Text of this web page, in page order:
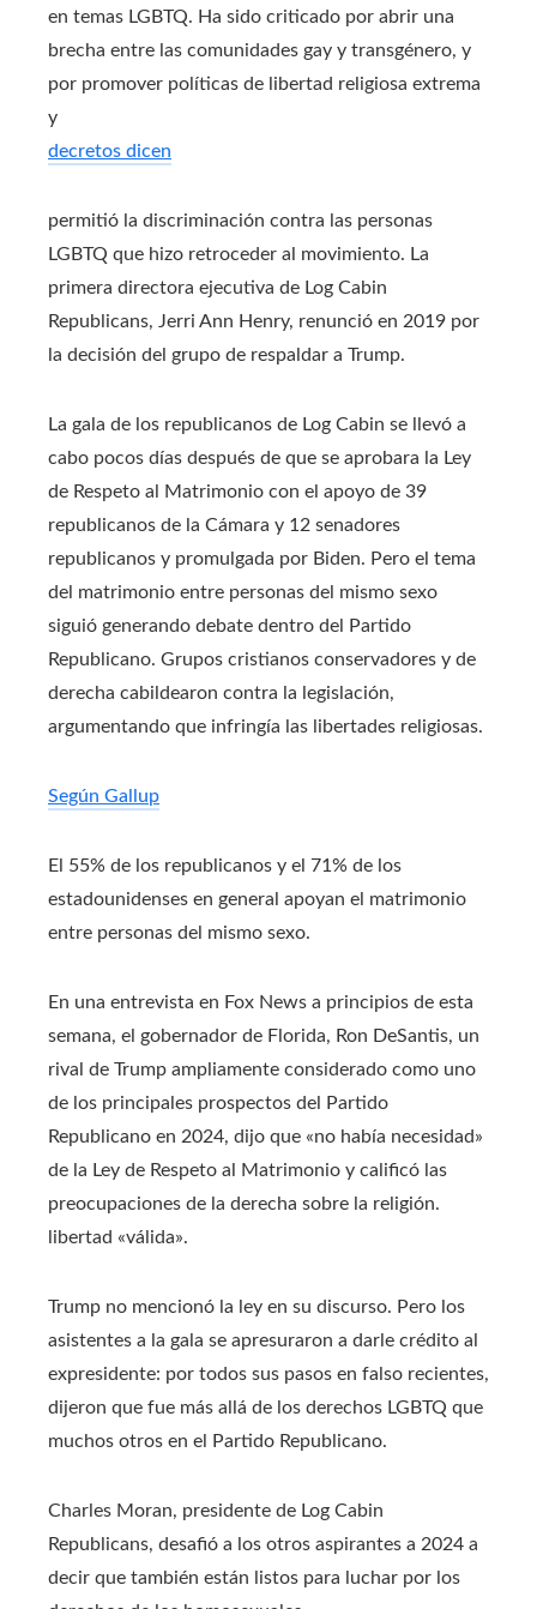
en temas LGBTQ. Ha sido criticado por abrir una
brecha entre las comunidades gay y transgénero, y
por promover políticas de libertad religiosa extrema
y
decretos dicen
permitió la discriminación contra las personas
LGBTQ que hizo retroceder al movimiento. La
primera directora ejecutiva de Log Cabin
Republicans, Jerri Ann Henry, renunció en 2019 por
la decisión del grupo de respaldar a Trump.
La gala de los republicanos de Log Cabin se llevó a
cabo pocos días después de que se aprobara la Ley
de Respeto al Matrimonio con el apoyo de 39
republicanos de la Cámara y 12 senadores
republicanos y promulgada por Biden. Pero el tema
del matrimonio entre personas del mismo sexo
siguió generando debate dentro del Partido
Republicano. Grupos cristianos conservadores y de
derecha cabildearon contra la legislación,
argumentando que infringía las libertades religiosas.
Según Gallup
El 55% de los republicanos y el 71% de los
estadounidenses en general apoyan el matrimonio
entre personas del mismo sexo.
En una entrevista en Fox News a principios de esta
semana, el gobernador de Florida, Ron DeSantis, un
rival de Trump ampliamente considerado como uno
de los principales prospectos del Partido
Republicano en 2024, dijo que «no había necesidad»
de la Ley de Respeto al Matrimonio y calificó las
preocupaciones de la derecha sobre la religión.
libertad «válida».
Trump no mencionó la ley en su discurso. Pero los
asistentes a la gala se apresuraron a darle crédito al
expresidente: por todos sus pasos en falso recientes,
dijeron que fue más allá de los derechos LGBTQ que
muchos otros en el Partido Republicano.
Charles Moran, presidente de Log Cabin
Republicans, desafió a los otros aspirantes a 2024 a
decir que también están listos para luchar por los